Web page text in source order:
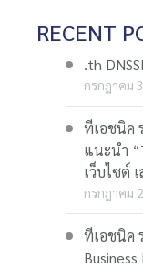
RECENT
.th
กรกฎาคม
ทีเอชนิค
แนะนำ
เว็บไซต์
กรกฎาคม
ทีเอชนิค